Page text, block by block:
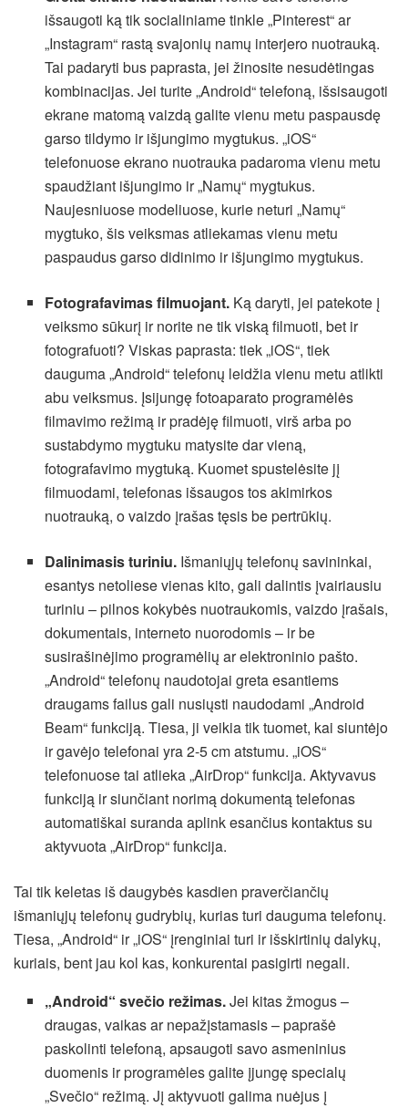
išsaugoti ką tik socialiniame tinkle „Pinterest“ ar
„Instagram“ rastą svajonių namų interjero nuotrauką.
Tai padaryti bus paprasta, jei žinosite nesudėtingas
kombinacijas. Jei turite „Android“ telefoną, išsisaugoti
ekrane matomą vaizdą galite vienu metu paspausdę
garso tildymo ir išjungimo mygtukus. „iOS“
telefonuose ekrano nuotrauka padaroma vienu metu
spaudžiant išjungimo ir „Namų“ mygtukus.
Naujesniuose modeliuose, kurie neturi „Namų“
mygtuko, šis veiksmas atliekamas vienu metu
paspaudus garso didinimo ir išjungimo mygtukus.
Fotografavimas filmuojant. Ką daryti, jei patekote į
veiksmo sūkurį ir norite ne tik viską filmuoti, bet ir
fotografuoti? Viskas paprasta: tiek „iOS“, tiek
dauguma „Android“ telefonų leidžia vienu metu atlikti
abu veiksmus. Įsijungę fotoaparato programėlės
filmavimo režimą ir pradėję filmuoti, virš arba po
sustabdymo mygtuku matysite dar vieną,
fotografavimo mygtuką. Kuomet spustelėsite jį
filmuodami, telefonas išsaugos tos akimirkos
nuotrauką, o vaizdo įrašas tęsis be pertrūkių.
Dalinimasis turiniu. Išmaniųjų telefonų savininkai,
esantys netoliese vienas kito, gali dalintis įvairiausiu
turiniu – pilnos kokybės nuotraukomis, vaizdo įrašais,
dokumentais, interneto nuorodomis – ir be
susirašinėjimo programėlių ar elektroninio pašto.
„Android“ telefonų naudotojai greta esantiems
draugams failus gali nusiųsti naudodami „Android
Beam“ funkciją. Tiesa, ji veikia tik tuomet, kai siuntėjo
ir gavėjo telefonai yra 2-5 cm atstumu. „iOS“
telefonuose tai atlieka „AirDrop“ funkcija. Aktyvavus
funkciją ir siunčiant norimą dokumentą telefonas
automatiškai suranda aplink esančius kontaktus su
aktyvuota „AirDrop“ funkcija.
Tai tik keletas iš daugybės kasdien praverčiančių
išmaniųjų telefonų gudrybių, kurias turi dauguma telefonų.
Tiesa, „Android“ ir „iOS“ įrenginiai turi ir išskirtinių dalykų,
kuriais, bent jau kol kas, konkurentai pasigirti negali.
„Android“ svečio režimas.Jei kitas žmogus –
draugas, vaikas ar nepažįstamasis – paprašė
paskolinti telefoną, apsaugoti savo asmeninius
duomenis ir programėles galite įjungę specialų
„Svečio“ režimą. Jį aktyvuoti galima nuėjus į